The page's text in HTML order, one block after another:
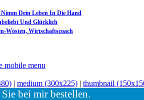
Dein Leben In Die Hand
Und Glücklich
Wösten, Wirtschaftscoach
mobile menu
| medium (300x225) | thumbnail
bei mir bestellen.